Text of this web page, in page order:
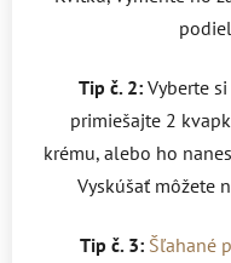
Tip č. 2: Vyberte
primiešajte 2
krému, alebo ho
Vyskúšať môžete
Tip č. 3: Šľahané